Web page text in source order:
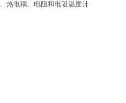
热电耦、电阻和电阻温度计